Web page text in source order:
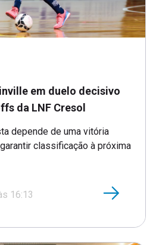
em duelo decisivo
da LNF Cresol
depende de uma vitória
classificação à próxima
16:13